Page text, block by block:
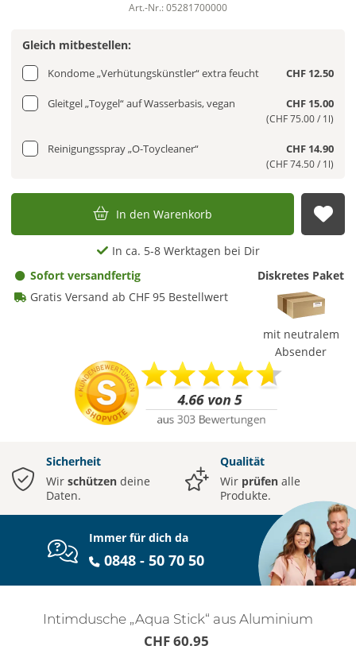
Art.-Nr.: 05281700000
Gleich mitbestellen:
Kondome „Verhütungskünstler“ extra feucht CHF 12.50
Gleitgel „Toygel“ auf Wasserbasis, vegan CHF 15.00
(CHF 75.00 / 1l)
Reinigungsspray „O-Toycleaner“ CHF 14.90
(CHF 74.50 / 1l)
In den Warenkorb
In ca. 5-8 Werktagen bei Dir
Sofort versandfertig
Gratis Versand ab CHF 95 Bestellwert
Diskretes Paket
mit neutralem
Absender
Sicherheit
Wir schützen deine
Daten.
Qualität
Wir prüfen alle
Produkte.
Immer für dich da
0848 - 50 70 50
Intimdusche „Aqua Stick“ aus Aluminium
CHF 60.95